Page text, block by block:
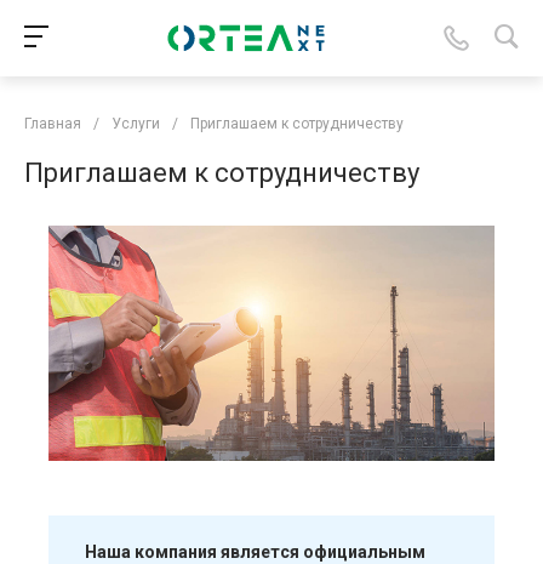
Главная / Услуги / Приглашаем к сотрудничеству
Приглашаем к сотрудничеству
Наша компания является официальным